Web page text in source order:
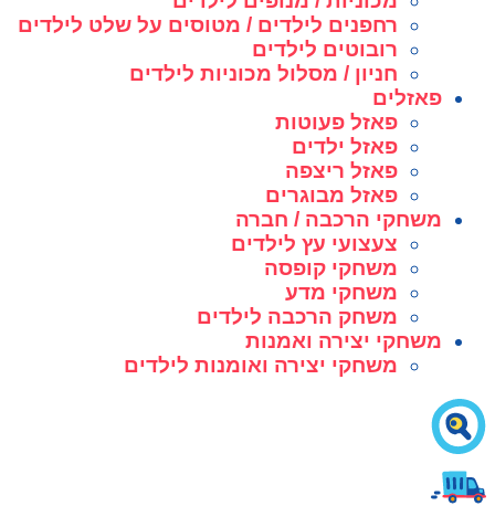
רחפנים לילדים / מטוסים על שלט לילדים
רובוטים לילדים
חניון / מסלול מכוניות לילדים
פאזלים
פאזל פעוטות
פאזל ילדים
פאזל ריצפה
פאזל מבוגרים
משחקי הרכבה / חברה
צעצועי עץ לילדים
משחקי קופסה
משחקי מדע
משחק הרכבה לילדים
משחקי יצירה ואמנות
משחקי יצירה ואומנות לילדים